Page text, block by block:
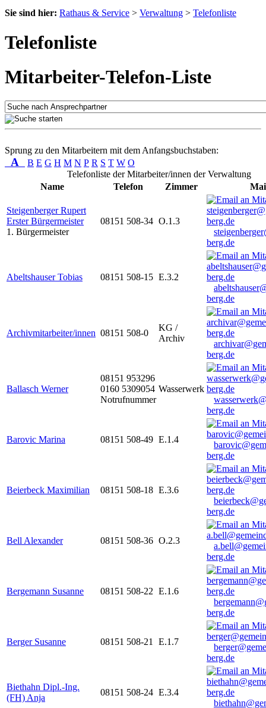
Sie sind hier: Rathaus & Service > Verwaltung > Telefonliste
Telefonliste
Mitarbeiter-Telefon-Liste
Sprung zu den Mitarbeitern mit dem Anfangsbuchstaben:
A B E G H M N P R S T W O
Telefonliste der Mitarbeiter/innen der Verwaltung
Name
Telefon Zimmer
Steigenberger Rupert
Erster Bürgermeister
1. Bürgermeister
08151 508-34 O.1.3
berg.de
Abeltshauser Tobias 08151 508-15 E.3.2
berg.de
Archivmitarbeiter/innen 08151 508-0
KG /
Archiv
berg.de
Ballasch Werner
08151 953296
0160 5309054
Notrufnummer
Wasserwerk
berg.de
Barovic Marina 08151 508-49 E.1.4
berg.de
Beierbeck Maximilian 08151 508-18 E.3.6
berg.de
Bell Alexander 08151 508-36 O.2.3
berg.de
Bergemann Susanne 08151 508-22 E.1.6
berg.de
Berger Susanne 08151 508-21 E.1.7
berg.de
Biethahn Dipl.-Ing.
(FH) Anja
08151 508-24 E.3.4